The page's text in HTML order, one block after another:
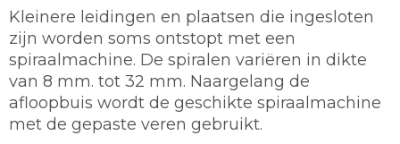
Kleinere leidingen en plaatsen die ingesloten
zijn worden soms ontstopt met een
spiraalmachine. De spiralen variëren in dikte
van 8 mm. tot 32 mm. Naargelang de
afloopbuis wordt de geschikte spiraalmachine
met de gepaste veren gebruikt.